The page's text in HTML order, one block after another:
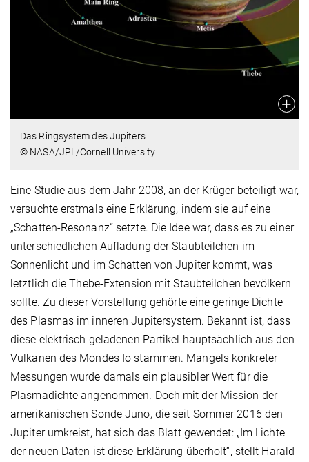
Das Ringsystem des Jupiters
© NASA/JPL/Cornell University
Eine Studie aus dem Jahr 2008, an der Krüger beteiligt war,
versuchte erstmals eine Erklärung, indem sie auf eine
„Schatten-Resonanz“ setzte. Die Idee war, dass es zu einer
unterschiedlichen Aufladung der Staubteilchen im
Sonnenlicht und im Schatten von Jupiter kommt, was
letztlich die Thebe-Extension mit Staubteilchen bevölkern
sollte. Zu dieser Vorstellung gehörte eine geringe Dichte
des Plasmas im inneren Jupitersystem. Bekannt ist, dass
diese elektrisch geladenen Partikel hauptsächlich aus den
Vulkanen des Mondes Io stammen. Mangels konkreter
Messungen wurde damals ein plausibler Wert für die
Plasmadichte angenommen. Doch mit der Mission der
amerikanischen Sonde Juno, die seit Sommer 2016 den
Jupiter umkreist, hat sich das Blatt gewendet: „Im Lichte
der neuen Daten ist diese Erklärung überholt“, stellt Harald